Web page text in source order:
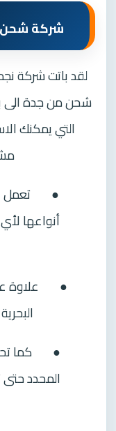
شركة شحن
لقد باتت شركة
شحن من جدة الى
التي يمكنك
●
تعمل
أنواعها
●
علاوة
●
كما
المحدد حتى